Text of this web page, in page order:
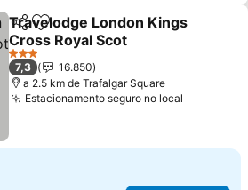
PartilharAdicionar aos favoritos
Travelodge London Kings
Cross Royal Scot
Ver preços
3 Estrelas
7,3
16.850
a 2.5 km de Trafalgar Square
Estacionamento seguro no local